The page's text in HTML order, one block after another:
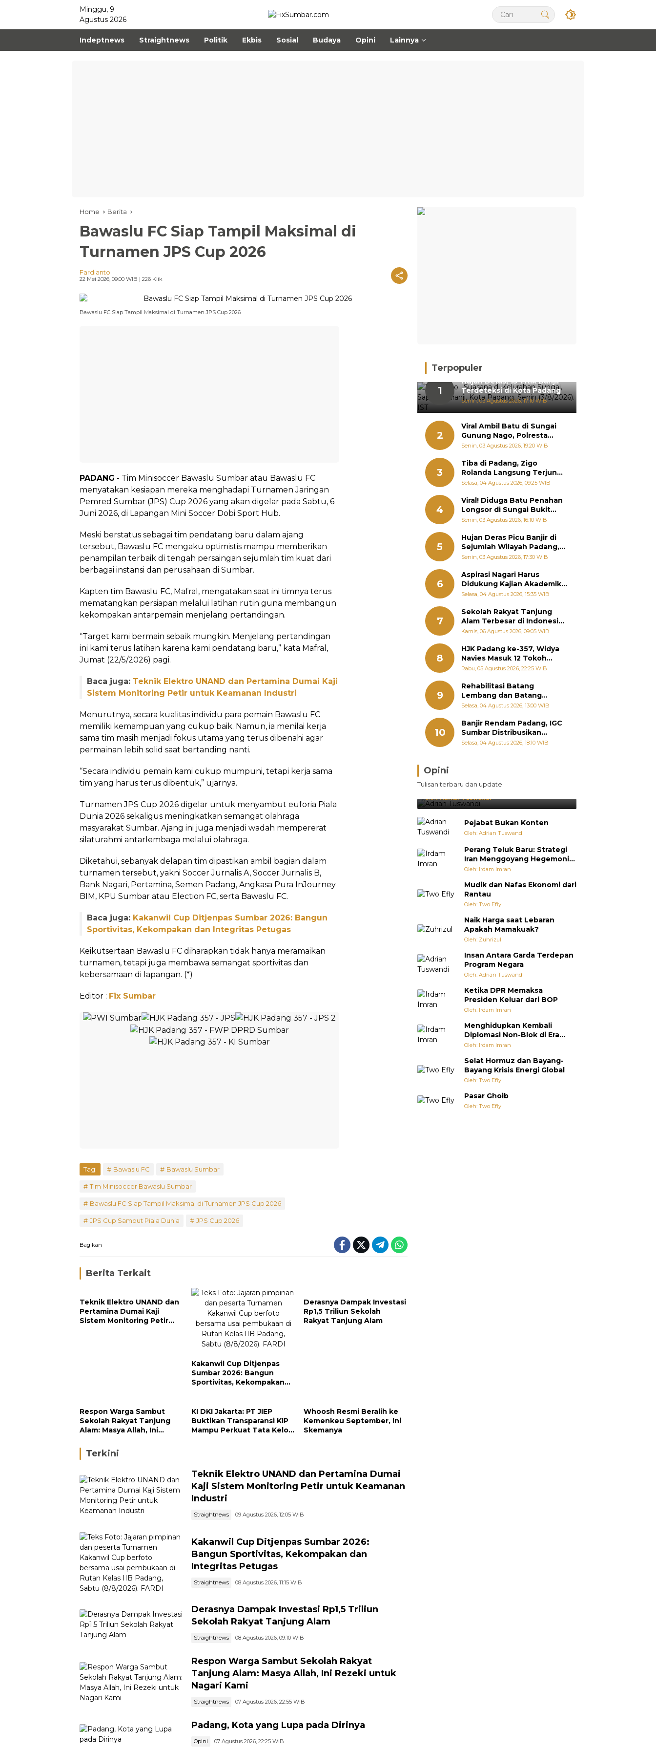
Minggu, 9
Agustus 2026
Indeptnews Straightnews Politik Ekbis Sosial Budaya Opini Lainnya
Home Berita
Bawaslu FC Siap Tampil Maksimal di
Turnamen JPS Cup 2026
Fardianto
22 Mei 2026, 09:00 WIB | 226 Klik
Bawaslu FC Siap Tampil Maksimal di Turnamen JPS Cup 2026
PADANG - Tim Minisoccer Bawaslu Sumbar atau Bawaslu FC
menyatakan kesiapan mereka menghadapi Turnamen Jaringan
Pemred Sumbar (JPS) Cup 2026 yang akan digelar pada Sabtu, 6
Juni 2026, di Lapangan Mini Soccer Dobi Sport Hub.
Meski berstatus sebagai tim pendatang baru dalam ajang
tersebut, Bawaslu FC mengaku optimistis mampu memberikan
penampilan terbaik di tengah persaingan sejumlah tim kuat dari
berbagai instansi dan perusahaan di Sumbar.
Kapten tim Bawaslu FC, Mafral, mengatakan saat ini timnya terus
mematangkan persiapan melalui latihan rutin guna membangun
kekompakan antarpemain menjelang pertandingan.
“Target kami bermain sebaik mungkin. Menjelang pertandingan
ini kami terus latihan karena kami pendatang baru,” kata Mafral,
Jumat (22/5/2026) pagi.
Baca juga: Teknik Elektro UNAND dan Pertamina Dumai Kaji
Sistem Monitoring Petir untuk Keamanan Industri
Menurutnya, secara kualitas individu para pemain Bawaslu FC
memiliki kemampuan yang cukup baik. Namun, ia menilai kerja
sama tim masih menjadi fokus utama yang terus dibenahi agar
permainan lebih solid saat bertanding nanti.
“Secara individu pemain kami cukup mumpuni, tetapi kerja sama
tim yang harus terus dibentuk,” ujarnya.
Turnamen JPS Cup 2026 digelar untuk menyambut euforia Piala
Dunia 2026 sekaligus meningkatkan semangat olahraga
masyarakat Sumbar. Ajang ini juga menjadi wadah mempererat
silaturahmi antarlembaga melalui olahraga.
Diketahui, sebanyak delapan tim dipastikan ambil bagian dalam
turnamen tersebut, yakni Soccer Jurnalis A, Soccer Jurnalis B,
Bank Nagari, Pertamina, Semen Padang, Angkasa Pura InJourney
BIM, KPU Sumbar atau Election FC, serta Bawaslu FC.
Baca juga: Kakanwil Cup Ditjenpas Sumbar 2026: Bangun
Sportivitas, Kekompakan dan Integritas Petugas
Keikutsertaan Bawaslu FC diharapkan tidak hanya meramaikan
turnamen, tetapi juga membawa semangat sportivitas dan
kebersamaan di lapangan. (*)
Editor : Fix Sumbar
Tag: Bawaslu FC Bawaslu Sumbar
Tim Minisoccer Bawaslu Sumbar
Bawaslu FC Siap Tampil Maksimal di Turnamen JPS Cup 2026
JPS Cup Sambut Piala Dunia JPS Cup 2026
Bagikan
Berita Terkait
Teknik Elektro UNAND dan
Pertamina Dumai Kaji
Sistem Monitoring Petir
Kakanwil Cup Ditjenpas
Sumbar 2026: Bangun
Sportivitas, Kekompakan
Derasnya Dampak Investasi
Rp1,5 Triliun Sekolah
Rakyat Tanjung Alam
Respon Warga Sambut
Sekolah Rakyat Tanjung
Alam: Masya Allah, Ini
KI DKI Jakarta: PT JIEP
Buktikan Transparansi KIP
Mampu Perkuat Tata Kelola
Whoosh Resmi Beralih ke
Kemenkeu September, Ini
Skemanya
Terkini
Teknik Elektro UNAND dan Pertamina Dumai
Kaji Sistem Monitoring Petir untuk Keamanan
Industri
Straightnews 09 Agustus 2026, 12:05 WIB
Kakanwil Cup Ditjenpas Sumbar 2026:
Bangun Sportivitas, Kekompakan dan
Integritas Petugas
Straightnews 08 Agustus 2026, 11:15 WIB
Derasnya Dampak Investasi Rp1,5 Triliun
Sekolah Rakyat Tanjung Alam
Straightnews 08 Agustus 2026, 09:10 WIB
Respon Warga Sambut Sekolah Rakyat
Tanjung Alam: Masya Allah, Ini Rezeki untuk
Nagari Kami
Straightnews 07 Agustus 2026, 22:55 WIB
Padang, Kota yang Lupa pada Dirinya
Opini 07 Agustus 2026, 22:25 WIB
Terpopuler
1
Hujan Deras, 15 Titik Banjir
Terdeteksi di Kota Padang
Senin, 03 Agustus 2026, 17:10 WIB
2
Viral Ambil Batu di Sungai
Gunung Nago, Polresta
Padang Ungkap Fakta
Senin, 03 Agustus 2026, 19:20 WIB
3
Tiba di Padang, Zigo
Rolanda Langsung Terjun
Bantu Warga Terdampak
Selasa, 04 Agustus 2026, 09:25 WIB
4
Viral! Diduga Batu Penahan
Longsor di Sungai Bukit
Nago Padang Diambil, Warga
Senin, 03 Agustus 2026, 16:10 WIB
5
Hujan Deras Picu Banjir di
Sejumlah Wilayah Padang,
Fadly Amran Perintahkan
Senin, 03 Agustus 2026, 17:30 WIB
6
Aspirasi Nagari Harus
Didukung Kajian Akademik,
Zigo Rolanda: Agar Mudah
Kementerian
Selasa, 04 Agustus 2026, 15:35 WIB
7
Sekolah Rakyat Tanjung
Alam Terbesar di Indonesia,
Groundbreaking September
Kamis, 06 Agustus 2026, 09:05 WIB
8
HJK Padang ke-357, Widya
Navies Masuk 12 Tokoh
Masyarakat Penerima
Padang
Rabu, 05 Agustus 2026, 22:25 WIB
9
Rehabilitasi Batang
Lembang dan Batang
Gawan Segera Dimulai, Zigo
Berjalan
Selasa, 04 Agustus 2026, 13:00 WIB
10
Banjir Rendam Padang, IGC
Sumbar Distribusikan
Ratusan Nasi Bungkus dan
Selasa, 04 Agustus 2026, 18:10 WIB
Opini
Tulisan terbaru dan update
Brasil Lebih Diunggulkan, tetapi
Jepang Selalu Punya Cara Membuat
Kejutan
Oleh:Adrian Tuswandi
Pejabat Bukan Konten
Oleh: Adrian Tuswandi
Perang Teluk Baru: Strategi
Iran Menggoyang Hegemoni
AS dari Dalam
Oleh: Irdam Imran
Mudik dan Nafas Ekonomi dari
Rantau
Oleh: Two Efly
Naik Harga saat Lebaran
Apakah Mamakuak?
Oleh: Zuhrizul
Insan Antara Garda Terdepan
Program Negara
Oleh: Adrian Tuswandi
Ketika DPR Memaksa
Presiden Keluar dari BOP
Oleh: Irdam Imran
Menghidupkan Kembali
Diplomasi Non-Blok di Era
Multipolar
Oleh: Irdam Imran
Selat Hormuz dan Bayang-
Bayang Krisis Energi Global
Oleh: Two Efly
Pasar Ghoib
Oleh: Two Efly